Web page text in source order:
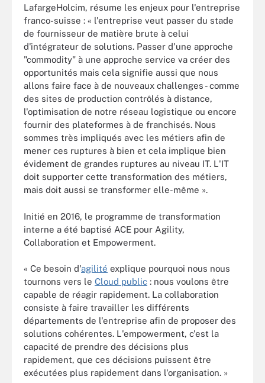
LafargeHolcim, résume les enjeux pour l'entreprise
franco-suisse : « l'entreprise veut passer du stade
de fournisseur de matière brute à celui
d'intégrateur de solutions. Passer d'une approche
"commodity" à une approche service va créer des
opportunités mais cela signifie aussi que nous
allons faire face à de nouveaux challenges - comme
des sites de production contrôlés à distance,
l'optimisation de notre réseau logistique ou encore
fournir des plateformes à de franchisés. Nous
sommes très impliqués avec les métiers afin de
mener ces ruptures à bien et cela implique bien
évidement de grandes ruptures au niveau IT. L'IT
doit supporter cette transformation des métiers,
mais doit aussi se transformer elle-même ».
Initié en 2016, le programme de transformation
interne a été baptisé ACE pour Agility,
Collaboration et Empowerment.
« Ce besoin d'agilité explique pourquoi nous nous
tournons vers le Cloud public : nous voulons être
capable de réagir rapidement. La collaboration
consiste à faire travailler les différents
départements de l'entreprise afin de proposer des
solutions cohérentes. L'empowerment, c'est la
capacité de prendre des décisions plus
rapidement, que ces décisions puissent être
exécutées plus rapidement dans l'organisation. »